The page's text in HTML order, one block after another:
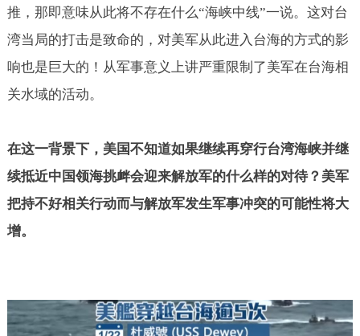
推，那即意味从此将不存在什么“海峡中线”一说。这对台
湾当局的打击是致命的，对美军从此进入台海的方式的影
响也是巨大的！从军事意义上讲严重限制了美军在台海相
关水域的活动。
在这一背景下，美国不知道如果继续再穿行台湾海峡并继
续抵近中国领海挑衅会迎来解放军的什么样的对待？美军
把持不好相关行动而与解放军发生军事冲突的可能性将大
增。